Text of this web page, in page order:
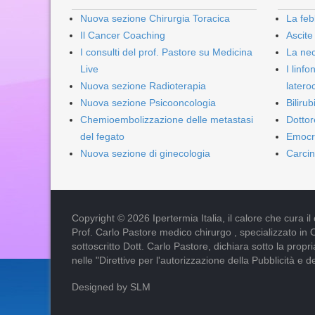
Nuova sezione Chirurgia Toracica
Il Cancer Coaching
I consulti del prof. Pastore su Medicina
Live
Nuova sezione Radioterapia
Nuova sezione Psicooncologia
Chemioembolizzazione delle metastasi
del fegato
Nuova sezione di ginecologia
La
La
I
Copyright © 2026 Ipertermia Italia, il calore che cura il
Prof. Carlo Pastore medico chirurgo , specializzato in
sottoscritto Dott. Carlo Pastore, dichiara sotto la
nelle "Direttive per l'autorizzazione della Pubblicità e
Designed by SLM